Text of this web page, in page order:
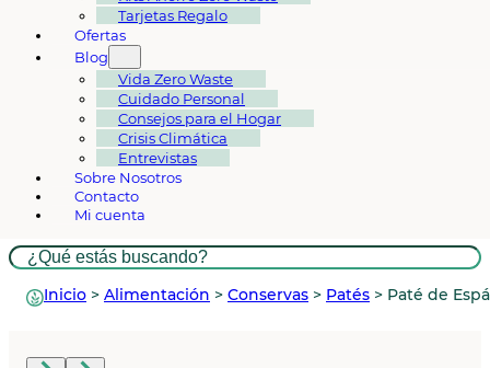
Tarjetas Regalo
Ofertas
Blog
Vida Zero Waste
Cuidado Personal
Consejos para el Hogar
Crisis Climática
Entrevistas
Sobre Nosotros
Contacto
Mi cuenta
Buscar
Inicio > Alimentación > Conservas > Patés > Paté de